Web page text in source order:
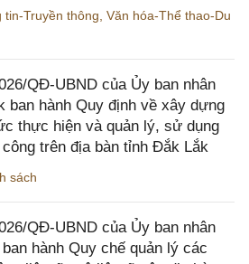
tin-Truyền thông Văn hóa-Thể thao-Du
QĐ-UBND của Ủy ban nhân
ban hành Quy định về xây dựng
thực hiện và quản lý, sử dụng
trên địa bàn tỉnh Đắk Lắk
sách
QĐ-UBND của Ủy ban nhân
hành Quy chế quản lý các